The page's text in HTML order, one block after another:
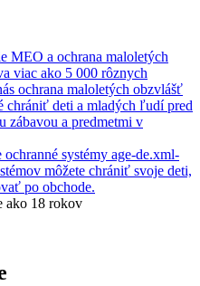
MEO a ochrana maloletých
viac ako 5 000 rôznych
ochrana maloletých obzvlášť
chrániť deti a mladých ľudí pred
zábavou a predmetmi v
systémy age-de.xml-
môžete chrániť svoje deti,
po obchode.
ako 18 rokov